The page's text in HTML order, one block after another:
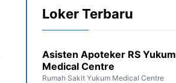
Loker Terbaru
Asisten Apoteker RS Yukum
Medical Centre
Rumah Sakit Yukum Medical Centre